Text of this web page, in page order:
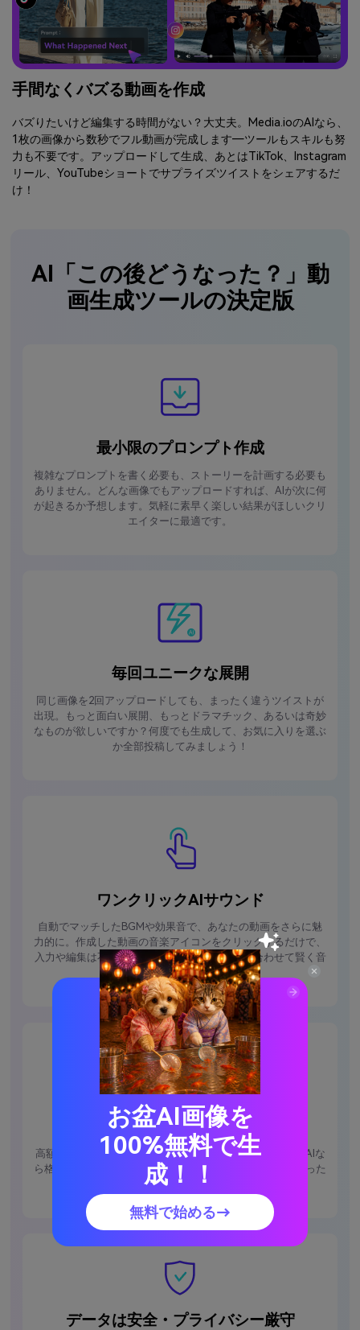
手間なくバズる動画を作成
バズりたいけど編集する時間がない？大丈夫。Media.ioのAIなら、
1枚の画像から数秒でフル動画が完成します―ツールもスキルも努
力も不要です。アップロードして生成、あとはTikTok、Instagram
リール、YouTubeショートでサプライズツイストをシェアするだ
け！
AI「この後どうなった？」動
画生成ツールの決定版
最小限のプロンプト作成
複雑なプロンプトを書く必要も、ストーリーを計画する必要も
ありません。どんな画像でもアップロードすれば、AIが次に何
が起きるか予想します。気軽に素早く楽しい結果がほしいクリ
エイターに最適です。
毎回ユニークな展開
同じ画像を2回アップロードしても、まったく違うツイストが
出現。もっと面白い展開、もっとドラマチック、あるいは奇妙
なものが欲しいですか？何度でも生成して、お気に入りを選ぶ
か全部投稿してみましょう！
ワンクリックAIサウンド
自動でマッチしたBGMや効果音で、あなたの動画をさらに魅
力的に。作成した動画の音楽アイコンをクリックするだけで、
入力や編集は不要。AIがコンテンツの雰囲気に合わせて賢く音
を選びます。
お手頃価格
高額なツールや編集ソフトは必要ありません。Media.ioのAIな
ら格安で高品質、シェアも簡単な動画をすぐ作れます―使った
分だけのお支払いモデルです。
データは安全・プライバシー厳守
お盆AI画像を
100%無料で生
成！！
無料で始める→